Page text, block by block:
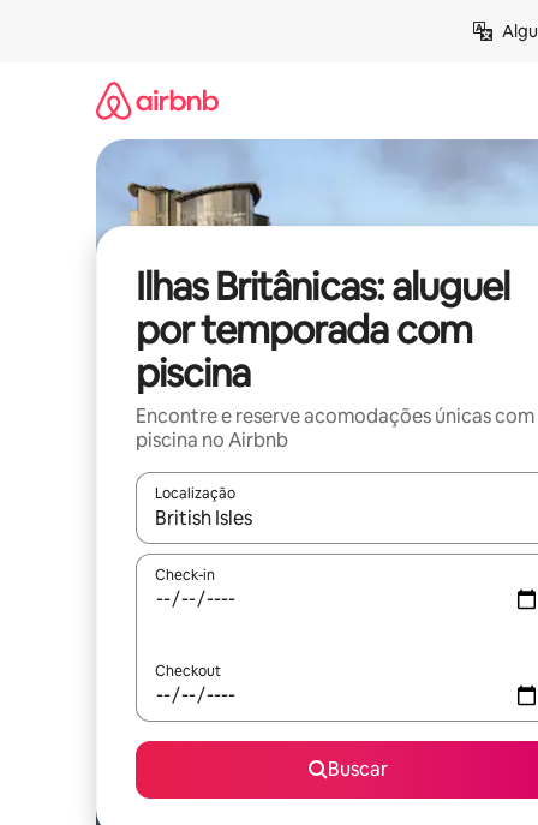
Ilhas Britânicas: aluguel
por temporada com
piscina
Encontre e reserve acomodações únicas com
piscina no Airbnb
Localização
Quando os resultados estiverem disponíveis,
Check-in
Checkout
Buscar